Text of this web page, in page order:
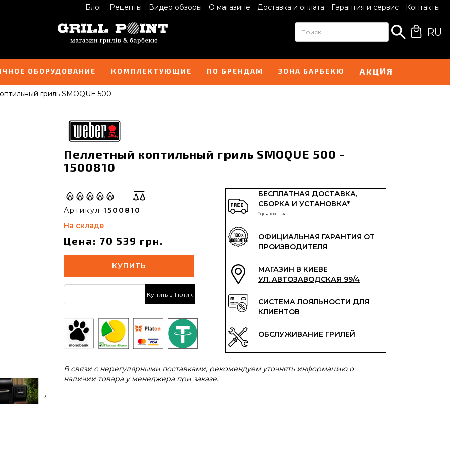
Блог Рецепты Видео обзоры О магазине Доставка и оплата Гарантия и сервис Контакты
RU
ОБОРУДОВАНИЕ КОМПЛЕКТУЮЩИЕ ПО БРЕНДАМ ЗОНА БАРБЕКЮ АКЦИЯ
гриль SMOQUE 500
›
Пеллетный коптильный гриль SMOQUE 500 -
1500810
Артикул 1500810
На складе
Цена: 70 539 грн.
КУПИТЬ
Купить в 1 клик
БЕСПЛАТНАЯ ДОСТАВКА,
СБОРКА И УСТАНОВКА*
*ДЛЯ КИЕВА
ОФИЦИАЛЬНАЯ ГАРАНТИЯ ОТ
ПРОИЗВОДИТЕЛЯ
МАГАЗИН В КИЕВЕ
УЛ. АВТОЗАВОДСКАЯ 99/4
СИСТЕМА ЛОЯЛЬНОСТИ ДЛЯ
КЛИЕНТОВ
ОБСЛУЖИВАНИЕ ГРИЛЕЙ
В связи с нерегулярными поставками, рекомендуем уточнять информацию о
наличии товара у менеджера при заказе.